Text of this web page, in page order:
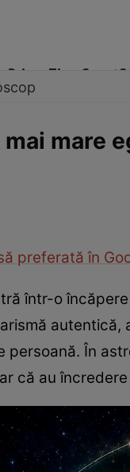
Prime Time Sport
mare
preferată în
într-o
persoană. În
că au